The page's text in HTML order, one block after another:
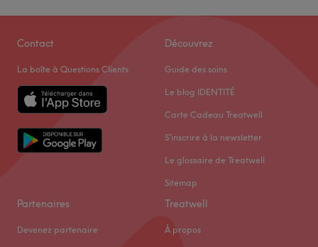
Contact
La boîte à Questions Clients
Découvrez
Guide des soins
Le blog IDENTITÉ
Carte Cadeau Treatwell
S'inscrire à la newsletter
Le glossaire de Treatwell
Sitemap
Partenaires
Devenez partenaire
Treatwell
À propos